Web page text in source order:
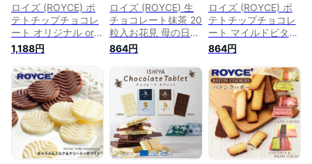
ロイズ (ROYCE) ポ
テトチップチョコレ
ート オリジナル or
フロマージュブラン
or マイルドビター
御中元 2026 ギフト
プチギフト 北海道
人気 定番 スイーツ
お菓子 洋菓子 ポテ
チ ポテトチップス
内祝い 退職 お礼 お
返し 有名
1,188円
ロイズ (ROYCE) 生
チョコレート抹茶 20
粒入お花見 母の日
父の日 2023 ギフト
プチギフト 札幌 ス
イーツ お菓子 洋菓
子 推し活 推し色 ご
褒美 誕生日 内祝い
退職 お祝い お礼 転
勤 お礼 お返し おし
ゃれ 美味しい
864円
ロイズ (ROYCE) ポ
テトチップチョコレ
ート マイルドビター
190g母の日 義母 父
の日 2023 ギフト プ
チギフト 札幌 スイ
ーツ お菓子 洋菓子
推し活 推し色 ご褒
美 ポテチ ポテトチ
ップス 誕生日 内祝
い 退職 お礼 お祝い
おしゃれ 美味しい
有名 定番
864円